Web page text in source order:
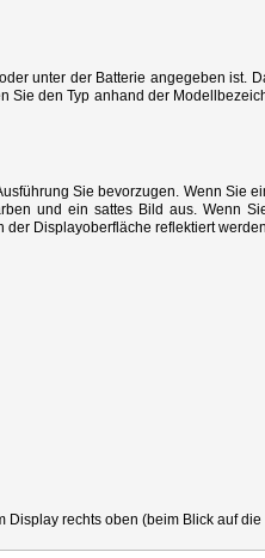
unter der Batterie angegeben ist.
Sie den Typ anhand der
Sie bevorzugen. Wenn Sie
und ein sattes Bild aus. Wenn
der Displayoberfläche reflektiert
rechts oben (beim Blick auf